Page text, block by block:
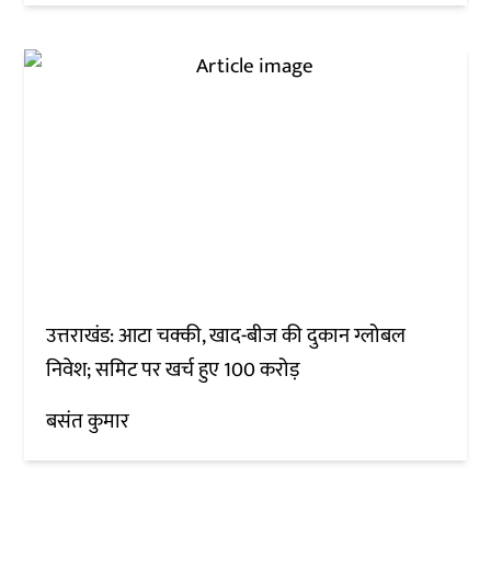
उत्तराखंड: आटा चक्की, खाद-बीज की दुकान ग्लोबल
निवेश; समिट पर खर्च हुए 100 करोड़
बसंत कुमार